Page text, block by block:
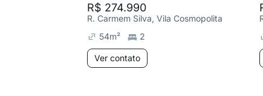
R$ 274.990
R. Carmem Silva, Vila Cosmopolita
54m² 2
Ver contato